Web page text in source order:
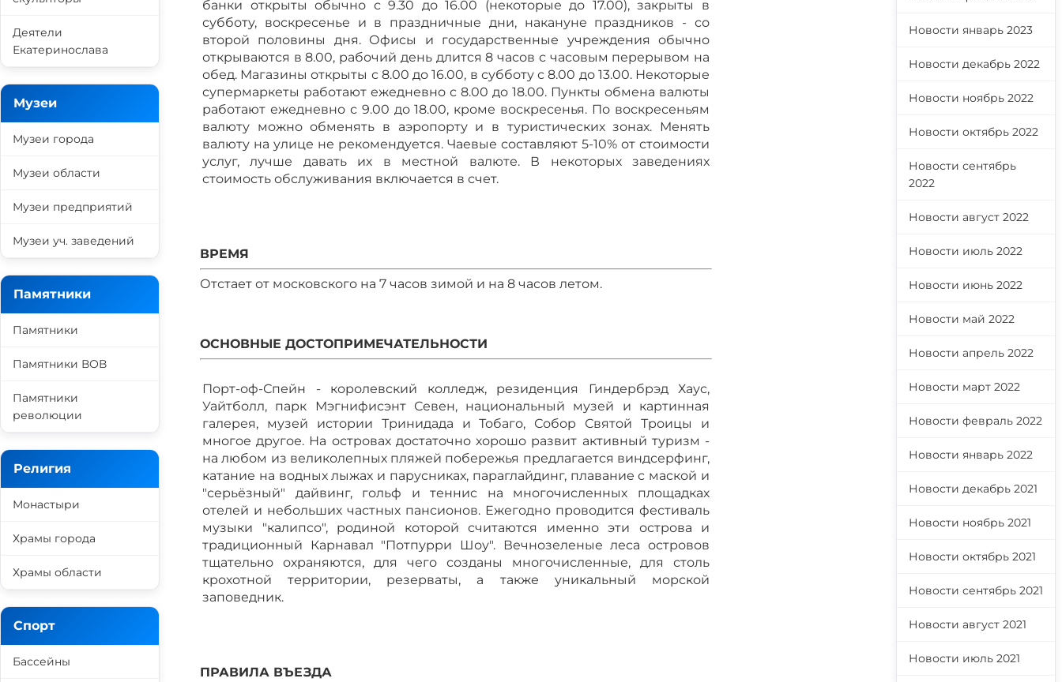
банки открыты обычно с 9.30 до 16.00 (некоторые до 17.00), закрыты в
субботу, воскресенье и в праздничные дни, накануне праздников - со
второй половины дня. Офисы и государственные учреждения обычно
открываются в 8.00, рабочий день длится 8 часов с часовым перерывом на
обед. Магазины открыты с 8.00 до 16.00, в субботу с 8.00 до 13.00. Некоторые
супермаркеты работают ежедневно с 8.00 до 18.00. Пункты обмена валюты
работают ежедневно с 9.00 до 18.00, кроме воскресенья. По воскресеньям
валюту можно обменять в аэропорту и в туристических зонах. Менять
валюту на улице не рекомендуется. Чаевые составляют 5-10% от стоимости
услуг, лучше давать их в местной валюте. В некоторых заведениях
стоимость обслуживания включается в счет.
ВРЕМЯ
Отстает от московского на 7 часов зимой и на 8 часов летом.
ОСНОВНЫЕ ДОСТОПРИМЕЧАТЕЛЬНОСТИ
Порт-оф-Спейн - королевский колледж, резиденция Гиндербрэд Хаус,
Уайтболл, парк Мэгнифисэнт Севен, национальный музей и картинная
галерея, музей истории Тринидада и Тобаго, Собор Святой Троицы и
многое другое. На островах достаточно хорошо развит активный туризм -
на любом из великолепных пляжей побережья предлагается виндсерфинг,
катание на водных лыжах и парусниках, параглайдинг, плавание с маской и
"серьёзный" дайвинг, гольф и теннис на многочисленных площадках
отелей и небольших частных пансионов. Ежегодно проводится фестиваль
музыки "калипсо", родиной которой считаются именно эти острова и
традиционный Карнавал "Потпурри Шоу". Вечнозеленые леса островов
тщательно охраняются, для чего созданы многочисленные, для столь
крохотной территории, резерваты, а также уникальный морской
заповедник.
ПРАВИЛА ВЪЕЗДА
Деятели
Екатеринослава
Музеи
Музеи города
Музеи области
Музеи предприятий
Музеи уч. заведений
Памятники
Памятники
Памятники ВОВ
Памятники
революции
Религия
Монастыри
Храмы города
Храмы области
Спорт
Бассейны
Новости январь 2023
Новости декабрь 2022
Новости ноябрь 2022
Новости октябрь 2022
Новости сентябрь
2022
Новости август 2022
Новости июль 2022
Новости июнь 2022
Новости май 2022
Новости апрель 2022
Новости март 2022
Новости февраль 2022
Новости январь 2022
Новости декабрь 2021
Новости ноябрь 2021
Новости октябрь 2021
Новости сентябрь 2021
Новости август 2021
Новости июль 2021